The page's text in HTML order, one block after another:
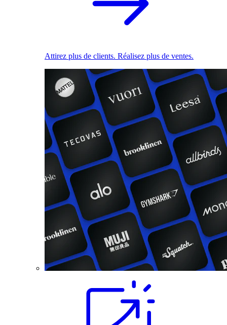
Attirez plus de clients. Réalisez plus de ventes.